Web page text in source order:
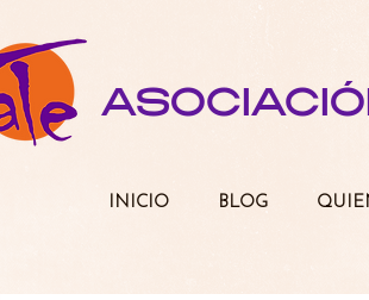
INICIO BLOG